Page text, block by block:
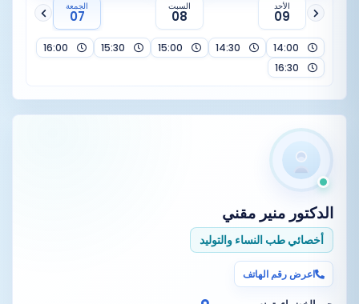
الأحد
09
السبت
08
الجمعة
07
الدكتور منير مقني
أخصائي طب النساء والتوليد
اعرض رقم الهاتف